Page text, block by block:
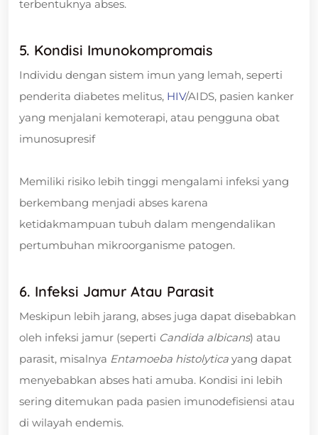
terbentuknya abses.
5. Kondisi Imunokompromais
Individu dengan sistem imun yang lemah, seperti
penderita diabetes melitus, HIV/AIDS, pasien kanker
yang menjalani kemoterapi, atau pengguna obat
imunosupresif
Memiliki risiko lebih tinggi mengalami infeksi yang
berkembang menjadi abses karena
ketidakmampuan tubuh dalam mengendalikan
pertumbuhan mikroorganisme patogen.
6. Infeksi Jamur Atau Parasit
Meskipun lebih jarang, abses juga dapat disebabkan
oleh infeksi jamur (seperti Candida albicans) atau
parasit, misalnya Entamoeba histolytica yang dapat
menyebabkan abses hati amuba. Kondisi ini lebih
sering ditemukan pada pasien imunodefisiensi atau
di wilayah endemis.